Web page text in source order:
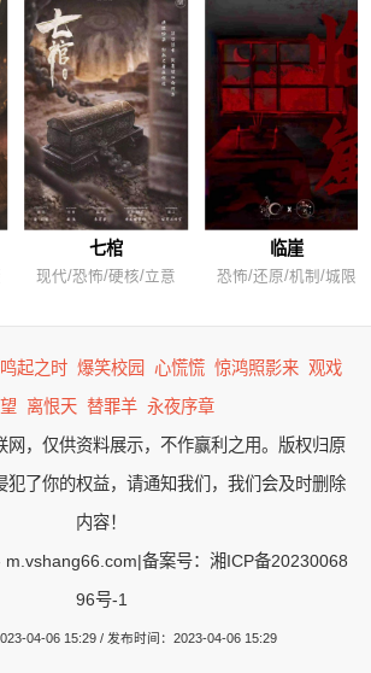
格
七棺
现代/恐怖/硬核/立意
临崖
恐怖/还原/机制/城限
起之时 爆笑校园 心慌慌 惊鸿照影来 观戏
离恨天 替罪羊 永夜序章
网，仅供资料展示，不作赢利之用。版权归原
犯了你的权益，请通知我们，我们会及时删除
内容！
m.vshang66.com|备案号：湘ICP备20230068
96号-1
04-06 15:29 / 发布时间：2023-04-06 15:29